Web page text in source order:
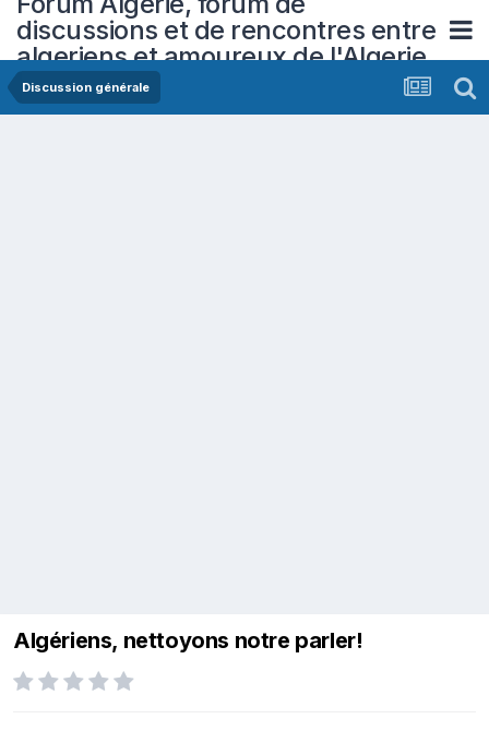
discussions et de rencontres entre
algeriens et amoureux de l'Algerie
Discussion générale
Algériens, nettoyons notre parler!